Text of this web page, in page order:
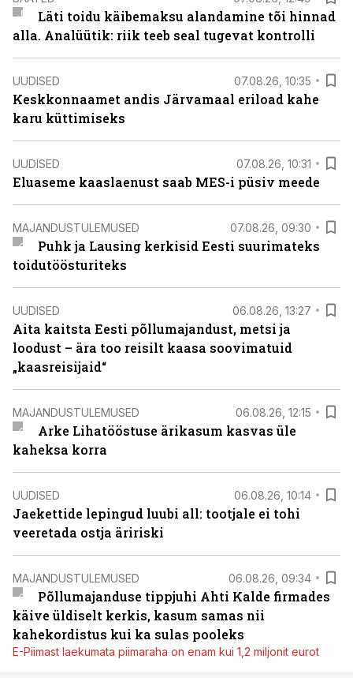
Läti toidu käibemaksu alandamine tõi hinnad
alla. Analüütik: riik teeb seal tugevat kontrolli
UUDISED 07.08.26, 10:35
Keskkonnaamet andis Järvamaal eriload kahe
karu küttimiseks
UUDISED 07.08.26, 10:31
Eluaseme kaaslaenust saab MES-i püsiv meede
MAJANDUSTULEMUSED 07.08.26, 09:30
Puhk ja Lausing kerkisid Eesti suurimateks
toidutöösturiteks
UUDISED 06.08.26, 13:27
Aita kaitsta Eesti põllumajandust, metsi ja
loodust – ära too reisilt kaasa soovimatuid
„kaasreisijaid“
MAJANDUSTULEMUSED 06.08.26, 12:15
Arke Lihatööstuse ärikasum kasvas üle
kaheksa korra
UUDISED 06.08.26, 10:14
Jaekettide lepingud luubi all: tootjale ei tohi
veeretada ostja äririski
MAJANDUSTULEMUSED 06.08.26, 09:34
Põllumajanduse tippjuhi Ahti Kalde firmades
käive üldiselt kerkis, kasum samas nii
kahekordistus kui ka sulas pooleks
E-Piimast laekumata piimaraha on enam kui 1,2 miljonit eurot